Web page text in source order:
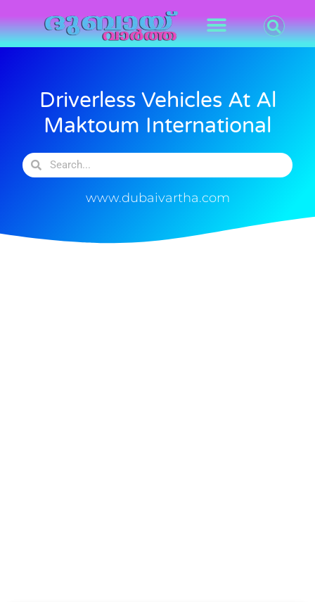
Driverless Vehicles At Al
Maktoum International
www.dubaivartha.com